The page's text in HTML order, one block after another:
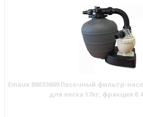
Emaux 88033669 Песочный фильтр-
для песка 17кг, фракция